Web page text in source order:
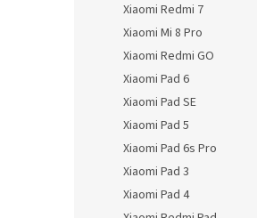
Xiaomi Redmi 7
Xiaomi Mi 8 Pro
Xiaomi Redmi GO
Xiaomi Pad 6
Xiaomi Pad SE
Xiaomi Pad 5
Xiaomi Pad 6s Pro
Xiaomi Pad 3
Xiaomi Pad 4